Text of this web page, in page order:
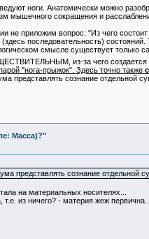
ноги. Анатомически можно
мышечного сокращения и
не приложим вопрос: "Из чего
последовательность)
смысле существует только
из-за чего создается
"нога-прыжок". Здесь точно также
представлять сознание отдельной
Масса)?"
представлять сознание отдельной
на материальных носителях...
из ничего? - материя жеж